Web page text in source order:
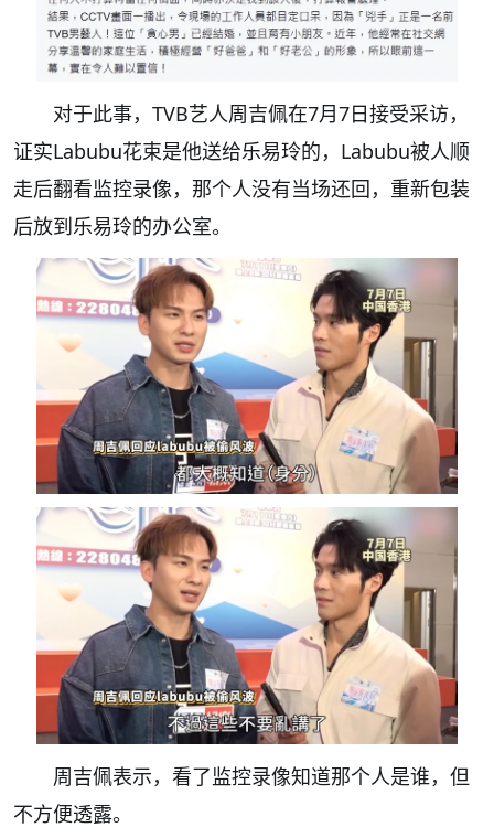
对于此事，TVB艺人周吉佩在7月7日接受采访，
证实Labubu花束是他送给乐易玲的，Labubu被人顺
走后翻看监控录像，那个人没有当场还回，重新包装
后放到乐易玲的办公室。
周吉佩表示，看了监控录像知道那个人是谁，但
不方便透露。